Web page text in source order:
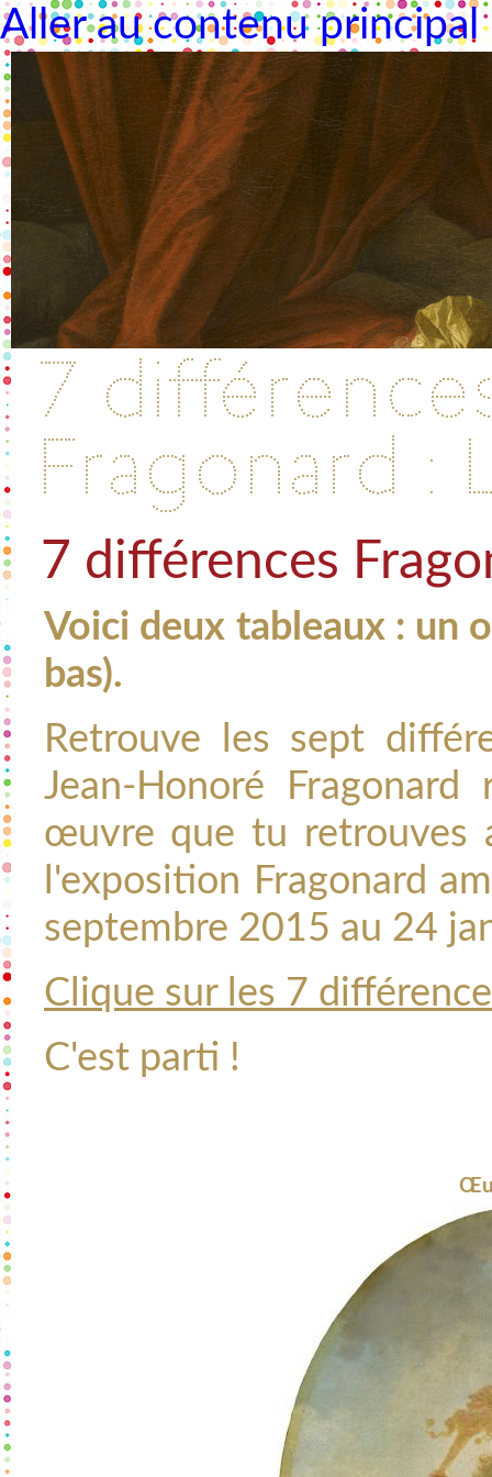
Aller au contenu principal
7
Fragonard :
7 différences
Voici deux tableaux : un
bas).
Retrouve les sept
Jean-Honoré Fragonard
œuvre que tu retrouves
l'exposition Fragonard
septembre 2015 au 24
Clique sur les 7
C'est parti !